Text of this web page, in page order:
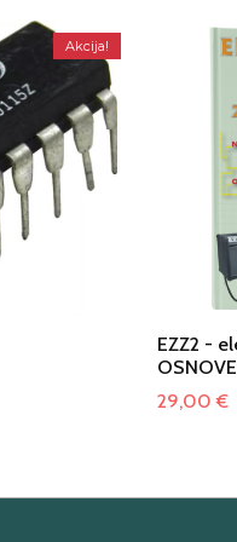
Akcija!
EZZ2 -
OSNOVE
29,00€